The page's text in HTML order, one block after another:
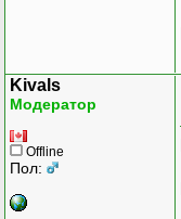
Kivals
Модератор
Offline
Пол: